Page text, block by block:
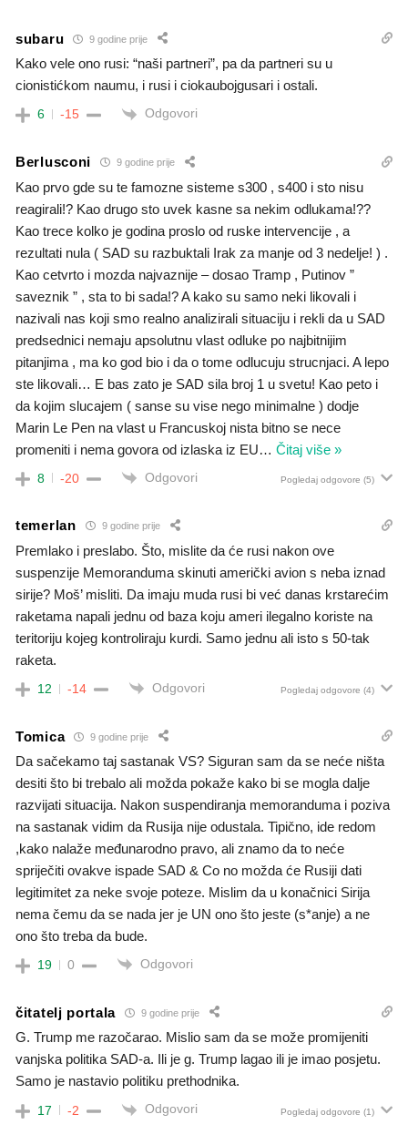
subaru 9 godine prije
Kako vele ono rusi: “naši partneri”, pa da partneri su u
cionistićkom naumu, i rusi i ciokaubojgusari i ostali.
6 -15 Odgovori
Berlusconi 9 godine prije
Kao prvo gde su te famozne sisteme s300 , s400 i sto nisu
reagirali!? Kao drugo sto uvek kasne sa nekim odlukama!??
Kao trece kolko je godina proslo od ruske intervencije , a
rezultati nula ( SAD su razbuktali Irak za manje od 3 nedelje! ) .
Kao cetvrto i mozda najvaznije – dosao Tramp , Putinov ”
saveznik ” , sta to bi sada!? A kako su samo neki likovali i
nazivali nas koji smo realno analizirali situaciju i rekli da u SAD
predsednici nemaju apsolutnu vlast odluke po najbitnijim
pitanjima , ma ko god bio i da o tome odlucuju strucnjaci. A lepo
ste likovali… E bas zato je SAD sila broj 1 u svetu! Kao peto i
da kojim slucajem ( sanse su vise nego minimalne ) dodje
Marin Le Pen na vlast u Francuskoj nista bitno se nece
promeniti i nema govora od izlaska iz EU… Čitaj više »
8 -20 Odgovori Pogledaj odgovore (5)
temerlan 9 godine prije
Premlako i preslabo. Što, mislite da će rusi nakon ove
suspenzije Memoranduma skinuti američki avion s neba iznad
sirije? Moš’ misliti. Da imaju muda rusi bi već danas krstarećim
raketama napali jednu od baza koju ameri ilegalno koriste na
teritoriju kojeg kontroliraju kurdi. Samo jednu ali isto s 50-tak
raketa.
12 -14 Odgovori Pogledaj odgovore (4)
Tomica 9 godine prije
Da sačekamo taj sastanak VS? Siguran sam da se neće ništa
desiti što bi trebalo ali možda pokaže kako bi se mogla dalje
razvijati situacija. Nakon suspendiranja memoranduma i poziva
na sastanak vidim da Rusija nije odustala. Tipično, ide redom
,kako nalaže međunarodno pravo, ali znamo da to neće
spriječiti ovakve ispade SAD & Co no možda će Rusiji dati
legitimitet za neke svoje poteze. Mislim da u konačnici Sirija
nema čemu da se nada jer je UN ono što jeste (s*anje) a ne
ono što treba da bude.
19 0 Odgovori
čitatelj portala 9 godine prije
G. Trump me razočarao. Mislio sam da se može promijeniti
vanjska politika SAD-a. Ili je g. Trump lagao ili je imao posjetu.
Samo je nastavio politiku prethodnika.
17 -2 Odgovori Pogledaj odgovore (1)